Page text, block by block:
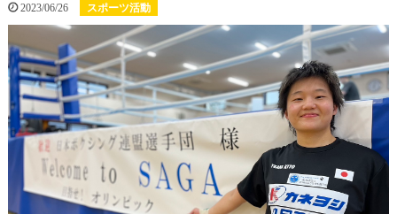
2023/06/26 スポーツ活動